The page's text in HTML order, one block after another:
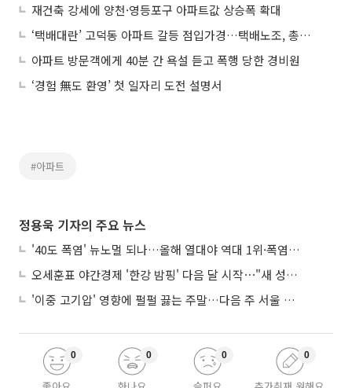
재건축 강세에 양천·영등포구 아파트값 상승폭 확대
‘택배대란’ 고덕동 아파트 갈등 점입가경…택배노조, 총파업 투표
아파트 방문객에게 40분 간 욕설 듣고 폭행 당한 경비원
‘경험 無도 환영’ 첫 일자리 도전 설명서
#아파트
정용욱 기자의 주요 뉴스
'40도 폭염' 뉴노멀 되나…올해 열대야 역대 1위·폭염일수 평년 3배 넘어
오세훈표 야간경제 '한강 밤핑' 다음 달 시작⋯"새 성장동력 만들 것"
'이중 고기압' 영향에 펄펄 끓는 주말…다음 주 서울 포함 서쪽이 더 덥다
0 0 0 0